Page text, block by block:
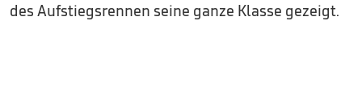
des Aufstiegsrennen seine ganze Klasse gezeigt.